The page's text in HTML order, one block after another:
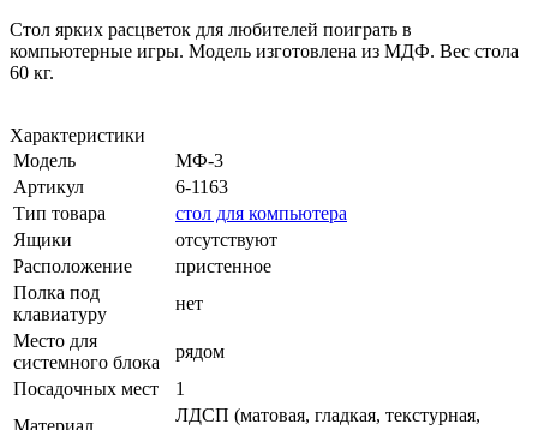
Стол ярких расцветок для любителей поиграть в
компьютерные игры. Модель изготовлена из МДФ. Вес стола
60 кг.
Характеристики
Модель
МФ-3
Артикул
6-1163
Тип товара
стол для компьютера
Ящики
отсутствуют
Расположение
пристенное
Полка под
клавиатуру
нет
Место для
системного блока
рядом
Посадочных мест
1
Материал
ЛДСП (матовая, гладкая, текстурная,